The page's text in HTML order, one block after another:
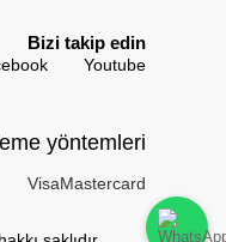
Bizi takip edin
Youtube
yöntemleri
VisaMastercard